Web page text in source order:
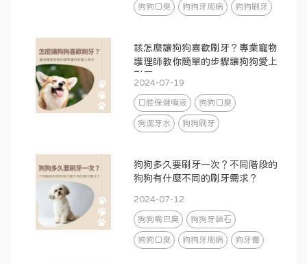
狗狗口臭 狗狗牙周病 狗狗刷牙
該怎麼讓狗狗喜歡刷牙？專業寵物
護理師教你簡單的步驟讓狗狗愛上
刷牙
2024-07-19
口腔保健噴液 狗狗口臭
狗潔牙水 狗狗刷牙
狗狗多久要刷牙一次？不同階段的
狗狗有什麼不同的刷牙需求？
2024-07-12
狗狗嘴巴臭 狗狗牙結石
狗狗口臭 狗狗牙周病 狗牙膏